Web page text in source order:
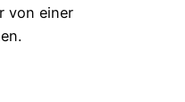
von einer